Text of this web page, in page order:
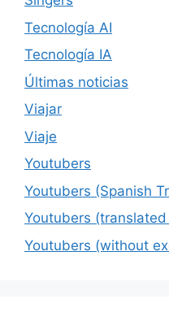
Tecnología AI
Tecnología IA
Últimas noticias
Viajar
Viaje
Youtubers
Youtubers (Spanish
Youtubers
Youtubers (without